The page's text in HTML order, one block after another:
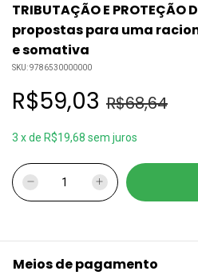
TRIBUTAÇÃO E PROTEÇÃO
propostas para uma
e somativa
SKU:9786530000000
R$59,03 R$68,64
3 xde R$19,68 sem juros
Meios de pagamento